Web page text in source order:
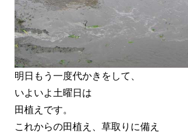
明日もう一度代かきをして、
いよいよ土曜日は
田植えです。
これからの田植え、草取りに備え